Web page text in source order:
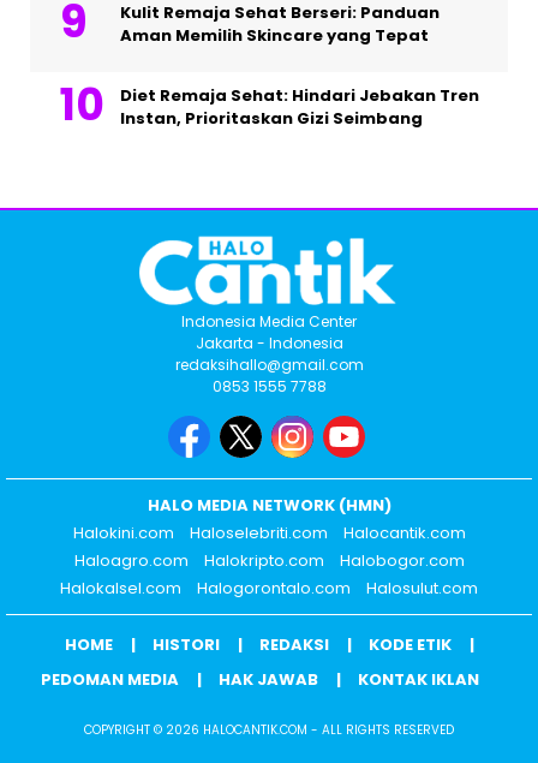
Kulit Remaja Sehat Berseri: Panduan
Aman Memilih Skincare yang Tepat
Diet Remaja Sehat: Hindari Jebakan Tren
Instan, Prioritaskan Gizi Seimbang
Indonesia Media Center
Jakarta - Indonesia
redaksihallo@gmail.com
0853 1555 7788
HALO MEDIA NETWORK (HMN)
Halokini.com
Haloselebriti.com
Halocantik.com
Haloagro.com
Halokripto.com
Halobogor.com
Halokalsel.com
Halogorontalo.com Halosulut.com
HOME HISTORI REDAKSI
KODE ETIK
PEDOMAN MEDIA
HAK JAWAB KONTAK IKLAN
COPYRIGHT © 2026 HALOCANTIK.COM - ALL RIGHTS RESERVED